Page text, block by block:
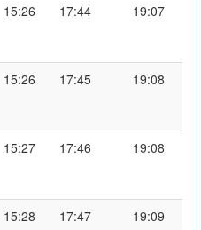
15:26 17:44 19:07
15:26 17:45 19:08
15:27 17:46 19:08
15:28 17:47 19:09